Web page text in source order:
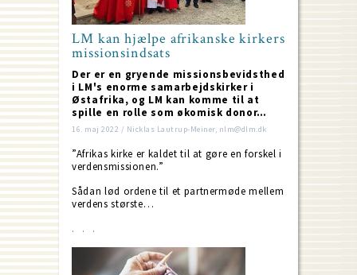
LM kan hjælpe afrikanske kirkers
missionsindsats
Der er en gryende missionsbevidsthed
i LM's enorme samarbejdskirker i
Østafrika, og LM kan komme til at
spille en rolle som økomisk donor…
16. maj 2022 / Nicklas Lautrup-Meiner, nlm@dlm.dk
”Afrikas kirke er kaldet til at gøre en forskel i
verdensmissionen.”
Sådan lød ordene til et partnermøde mellem
verdens største…